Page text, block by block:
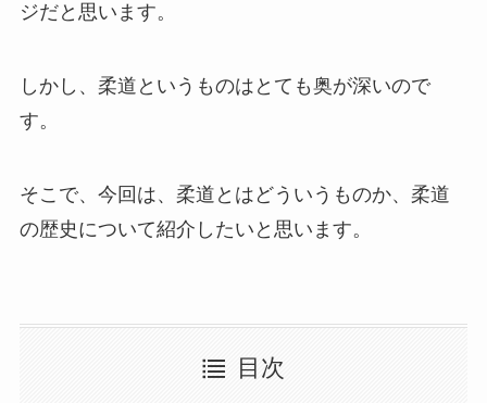
ジだと思います。
しかし、柔道というものはとても奥が深いので
す。
そこで、今回は、柔道とはどういうものか、柔道
の歴史について紹介したいと思います。
目次